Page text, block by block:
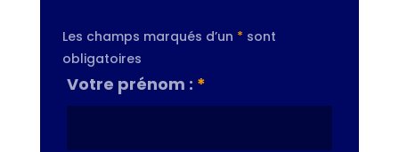
Les champs marqués d’un * sont
obligatoires
Votre prénom : *